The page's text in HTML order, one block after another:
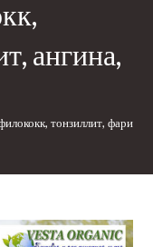
ангина,
тонзиллит,